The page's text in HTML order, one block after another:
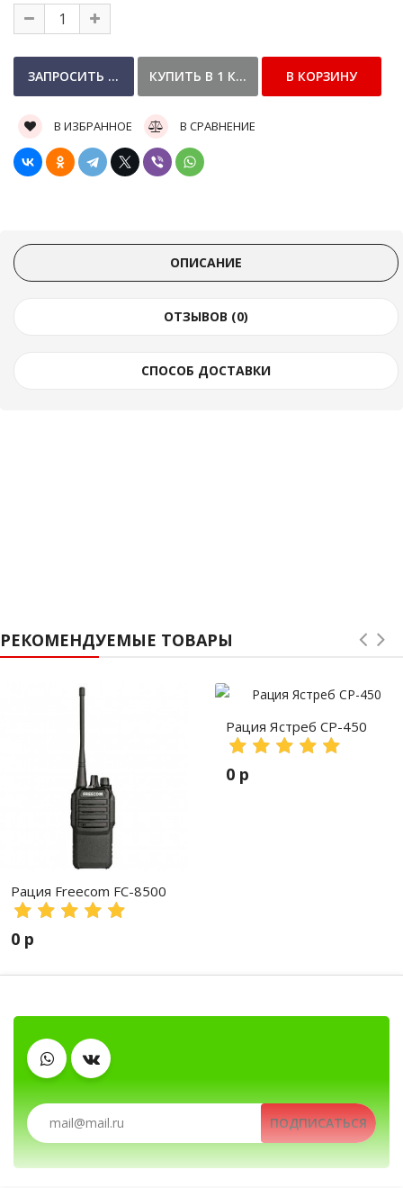
В ИЗБРАННОЕ В СРАВНЕНИЕ
ОПИСАНИЕ
ОТЗЫВОВ (0)
СПОСОБ ДОСТАВКИ
РЕКОМЕНДУЕМЫЕ ТОВАРЫ
Рация Freecom FC-8500
0 р
Рация Ястреб СР-450
0 р
Клипсы
Рации, радиостанции, рации для охоты и
Тангенты Зарядные устройства Антенны
Рации, радиостанции, рации для охоты
ПОДПИСАТЬСЯ